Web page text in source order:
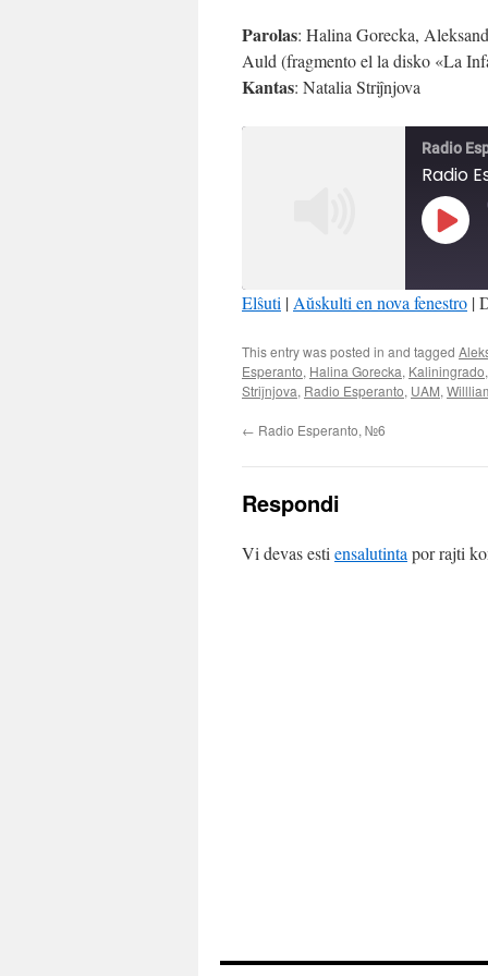
Parolas: Halina Gorecka,
Auld (fragmento el la disko «La
Kantas: Natalia Striĵnjova
Radio
Radio
Play
Episode
RSS FEED
LINK
EMBED
Elŝuti | Aŭskulti en nova fenestro |
This entry was posted in and tagged
Esperanto, Halina Gorecka, Kaliningrado,
Striĵnjova, Radio Esperanto, UAM,
← Radio Esperanto, №6
Respondi
Vi devas esti ensalutinta por rajti